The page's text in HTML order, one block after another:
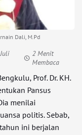
Dali, M.Pd
2 Menit
Membaca
Prof. Dr. KH.
Pansus
menilai
politis. Sebab,
ini berjalan